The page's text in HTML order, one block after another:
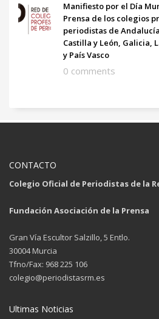
Manifiesto por el Día
Prensa de los colegios
periodistas de
Castilla y León, Galicia,
y País Vasco
0 comments
CONTACTO
Colegio Oficial de Periodistas de la
Fundación Asociación de la Prensa
Gran Vía Escultor Salzillo, 5 Entlo.
30004 Murcia
Tfno/Fax: 968 225 106
colegio@periodistasrm.es
Ultimas Noticias